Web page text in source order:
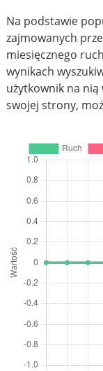
Na podstawie
zajmowanych
miesięcznego
wynikach
użytkownik na nią
swojej strony,